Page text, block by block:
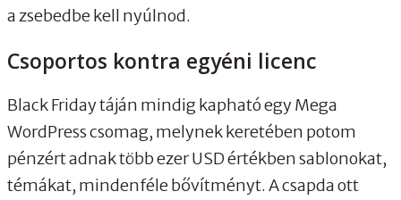
a zsebedbe kell nyúlnod.
Csoportos kontra egyéni licenc
Black Friday táján mindig kapható egy Mega
WordPress csomag, melynek keretében potom
pénzért adnak több ezer USD értékben sablonokat,
témákat, mindenféle bővítményt. A csapda ott